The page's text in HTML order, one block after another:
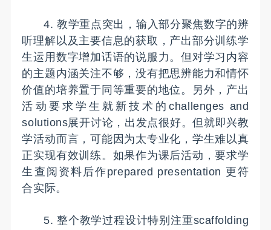
4. 教学重点突出，输入部分聚焦数字的辨
听理解以及主要信息的获取，产出部分训练学
生运用数字增加话语的说服力。但对学习内容
的主题内涵关注不够，没有把思辨能力和情怀
价值的培养置于同等重要的地位。另外，产出
活动要求学生就新技术的challenges and
solutions展开讨论，出发点很好。但就即兴教
学活动而言，可能因为太专业化，学生难以真
正实现有效训练。如果作为课后活动，要求学
生查阅资料后作prepared presentation 更符
合实际。
5. 整个教学过程设计特别注重scaffolding